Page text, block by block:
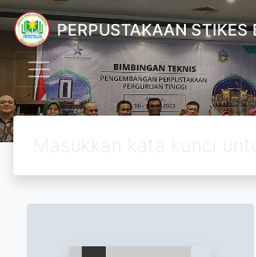
PERPUSTAKAAN